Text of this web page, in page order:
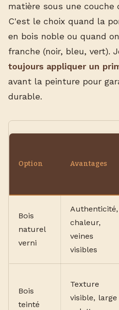
matière sous une couche
C'est le choix quand la
en bois noble ou quand
franche (noir, bleu, vert).
toujours appliquer un
avant la peinture pour
durable.
Option Avantages
Bois
naturel
verni
Authenticité,
chaleur,
veines
visibles
Bois
teinté
Texture
visible, large